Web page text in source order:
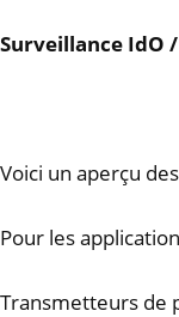
Surveillance IdO
Voici un aperçu
Pour les
Transmetteurs de